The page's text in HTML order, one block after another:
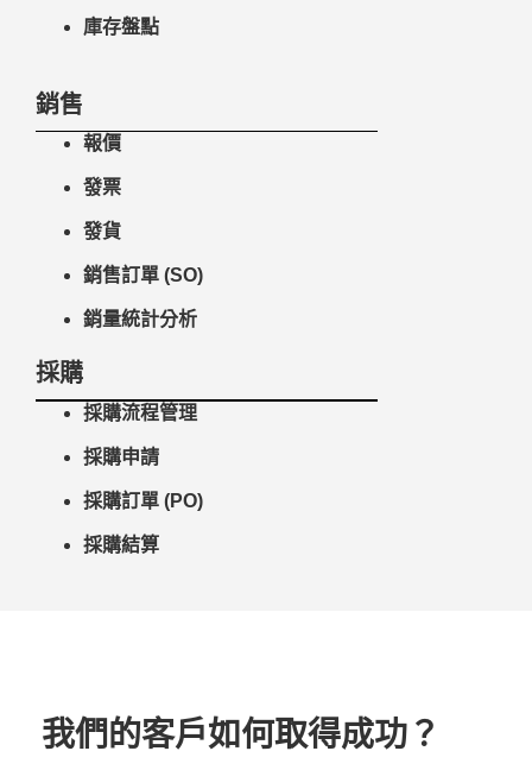
庫存盤點
銷售
報價
發票
發貨
銷售訂單 (SO)
銷量統計分析
採購
採購流程管理
採購申請
採購訂單 (PO)
採購結算
我們的客戶如何取得成功？